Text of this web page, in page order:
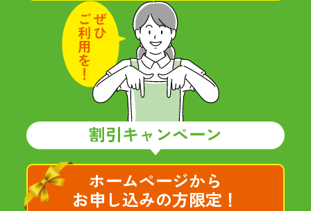
割引キャンペーン
ホームページから
お申し込みの方限定！